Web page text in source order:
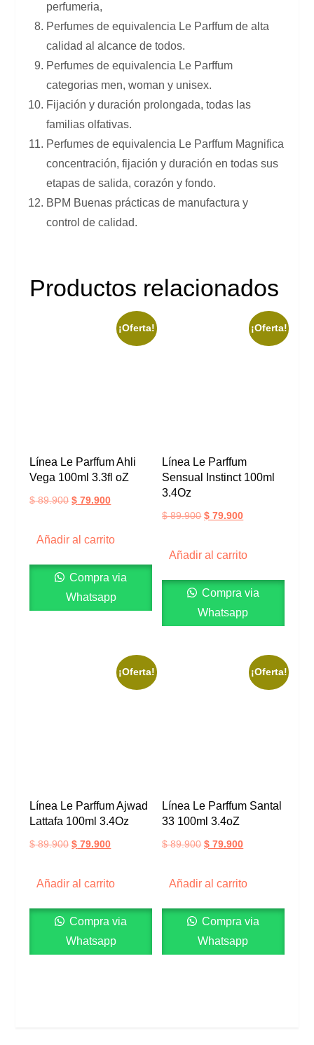
perfumeria,
Perfumes de equivalencia Le Parffum de alta
calidad al alcance de todos.
Perfumes de equivalencia Le Parffum
categorias men, woman y unisex.
Fijación y duración prolongada, todas las
familias olfativas.
Perfumes de equivalencia Le Parffum Magnifica
concentración, fijación y duración en todas sus
etapas de salida, corazón y fondo.
BPM Buenas prácticas de manufactura y
control de calidad.
Productos relacionados
¡Oferta!
Línea Le Parffum Ahli
Vega 100ml 3.3fl oZ
$89.900 $ 79.900
Añadir al carrito
Compra via
Whatsapp
¡Oferta!
Línea Le Parffum
Sensual Instinct 100ml
3.4Oz
$89.900 $ 79.900
Añadir al carrito
Compra via
Whatsapp
¡Oferta!
Línea Le Parffum Ajwad
Lattafa 100ml 3.4Oz
$89.900 $ 79.900
Añadir al carrito
Compra via
Whatsapp
¡Oferta!
Línea Le Parffum Santal
33 100ml 3.4oZ
$89.900 $ 79.900
Añadir al carrito
Compra via
Whatsapp